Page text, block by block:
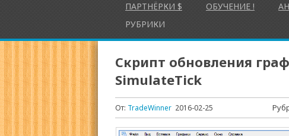
ПАРТНЁРКИ $
ОБУЧЕНИЕ !
РУБРИКИ
Скрипт обновления
SimulateTick
От: TradeWinner 2016-02-25